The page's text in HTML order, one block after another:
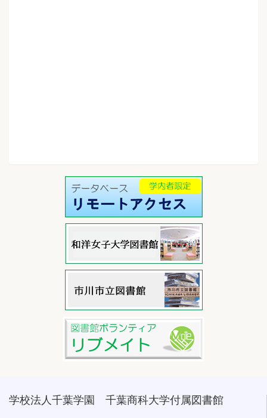
学校法人千葉学園 千葉商科大学付属図書館